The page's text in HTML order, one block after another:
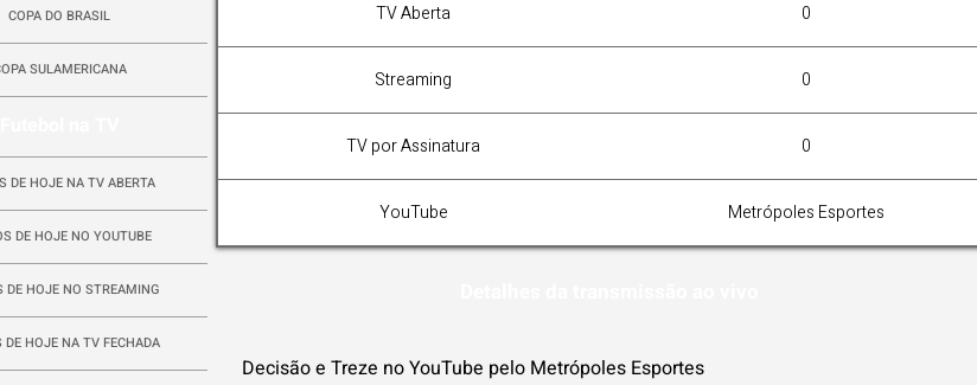
COPA DO BRASIL
SULAMERICANA
DE HOJE NA TV ABERTA
DE HOJE NO YOUTUBE
DE HOJE NO STREAMING
DE HOJE NA TV FECHADA
TV Aberta 0
Streaming 0
TV por Assinatura 0
YouTube Metrópoles Esportes
Decisão e Treze no YouTube pelo Metrópoles Esportes